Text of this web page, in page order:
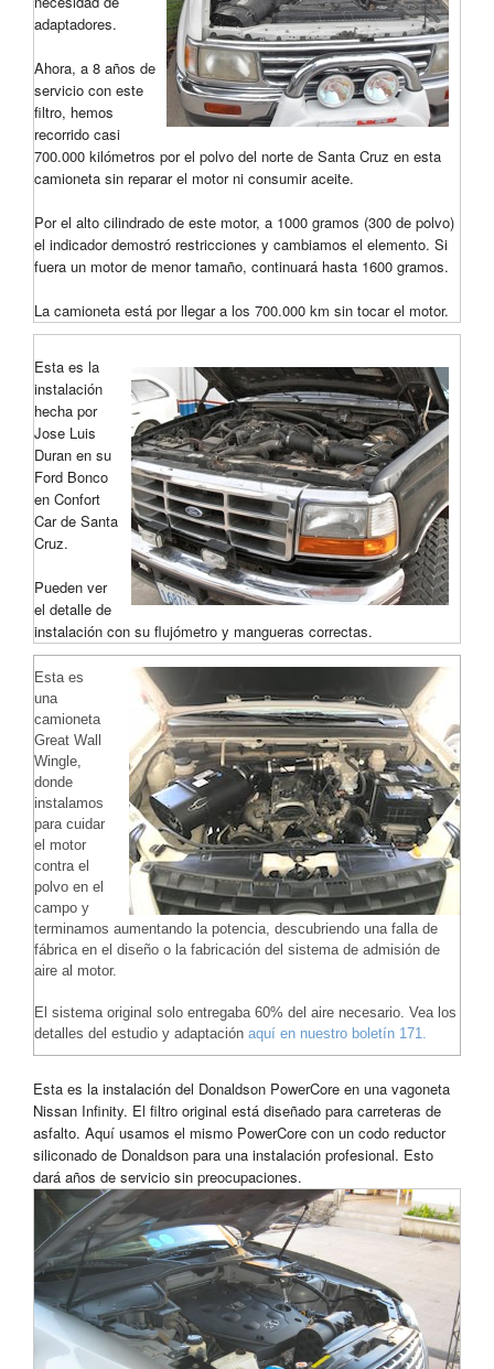
adaptadores.
Ahora, a 8 años de
servicio con este
filtro, hemos
recorrido casi
700.000 kilómetros por el polvo del norte de Santa Cruz en esta
camioneta sin reparar el motor ni consumir aceite.
Por el alto cilindrado de este motor, a 1000 gramos (300 de polvo)
el indicador demostró restricciones y cambiamos el elemento. Si
fuera un motor de menor tamaño, continuará hasta 1600 gramos.
La camioneta está por llegar a los 700.000 km sin tocar el motor.
Esta es la
instalación
hecha por
Jose Luis
Duran en su
Ford Bonco
en Confort
Car de Santa
Cruz.
Pueden ver
el detalle de
instalación con su flujómetro y mangueras correctas.
Esta es
una
camioneta
Great Wall
Wingle,
donde
instalamos
para cuidar
el motor
contra el
polvo en el
campo y
terminamos aumentando la potencia, descubriendo una falla de
fábrica en el diseño o la fabricación del sistema de admisión de
aire al motor.
El sistema original solo entregaba 60% del aire necesario. Vea los
detalles del estudio y adaptación aquí en nuestro boletín 171.
Esta es la instalación del Donaldson PowerCore en una vagoneta
Nissan Infinity. El filtro original está diseñado para carreteras de
asfalto. Aquí usamos el mismo PowerCore con un codo reductor
siliconado de Donaldson para una instalación profesional. Esto
dará años de servicio sin preocupaciones.